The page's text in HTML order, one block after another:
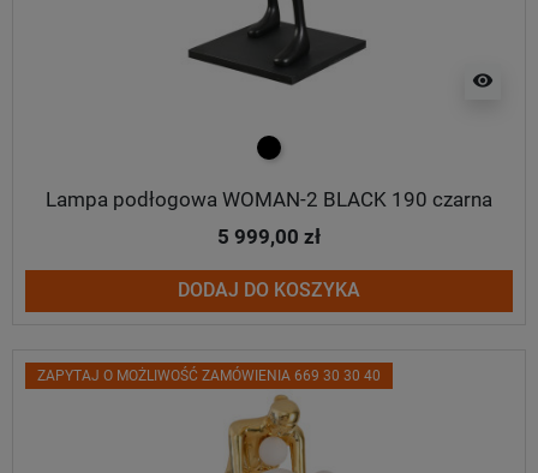
visibility
czarny
Lampa podłogowa WOMAN-2 BLACK 190 czarna
5 999,00 zł
DODAJ DO KOSZYKA
ZAPYTAJ O MOŻLIWOŚĆ ZAMÓWIENIA 669 30 30 40